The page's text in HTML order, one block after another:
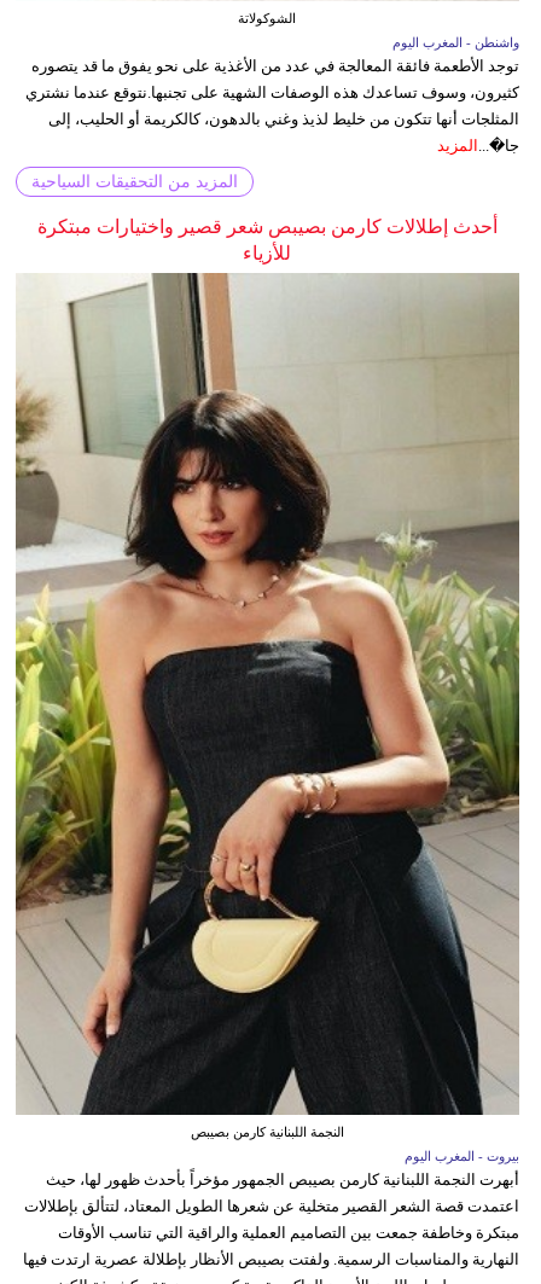
الشوكولاتة
واشنطن - المغرب اليوم
توجد الأطعمة فائقة المعالجة في عدد من الأغذية على نحو يفوق ما قد يتصوره
كثيرون، وسوف تساعدك هذه الوصفات الشهية على تجنبها.نتوقع عندما نشتري
المثلجات أنها تتكون من خليط لذيذ وغني بالدهون، كالكريمة أو الحليب، إلى
جا�... المزيد
المزيد من التحقيقات السياحية
أحدث إطلالات كارمن بصيبص شعر قصير واختيارات مبتكرة
للأزياء
النجمة اللبنانية كارمن بصيبص
بيروت - المغرب اليوم
أبهرت النجمة اللبنانية كارمن بصيبص الجمهور مؤخراً بأحدث ظهور لها، حيث
اعتمدت قصة الشعر القصير متخلية عن شعرها الطويل المعتاد، لتتألق بإطلالات
مبتكرة وخاطفة جمعت بين التصاميم العملية والراقية التي تناسب الأوقات
النهارية والمناسبات الرسمية. ولفتت بصيبص الأنظار بإطلالة عصرية ارتدت فيها